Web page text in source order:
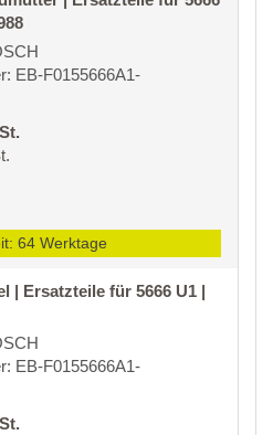
EB-F0155666A1-
64 Werktage
| Ersatzteile für 5666 U1 |
EB-F0155666A1-